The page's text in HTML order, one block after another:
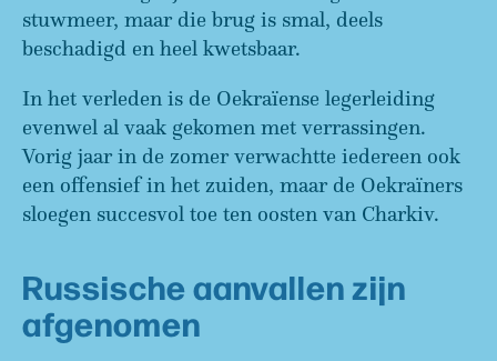
stuwmeer, maar die brug is smal, deels
beschadigd en heel kwetsbaar.
In het verleden is de Oekraïense legerleiding
evenwel al vaak gekomen met verrassingen.
Vorig jaar in de zomer verwachtte iedereen ook
een offensief in het zuiden, maar de Oekraïners
sloegen succesvol toe ten oosten van Charkiv.
Russische aanvallen zijn
afgenomen